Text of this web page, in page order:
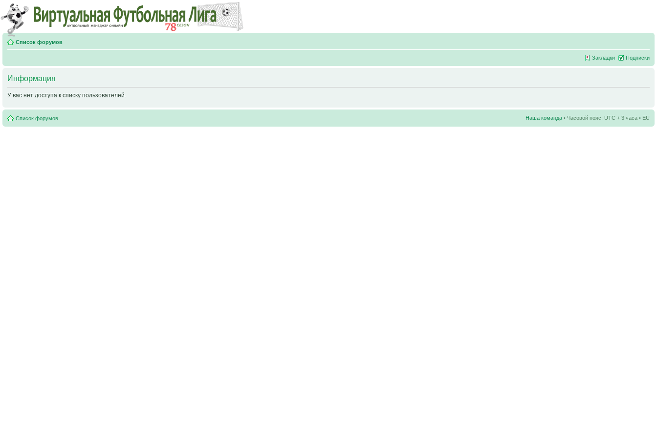
Список форумов
Закладки Подписки
Информация
У вас нет доступа к списку пользователей.
Список форумов Наша команда • Часовой пояс: UTC + 3 часа • EU